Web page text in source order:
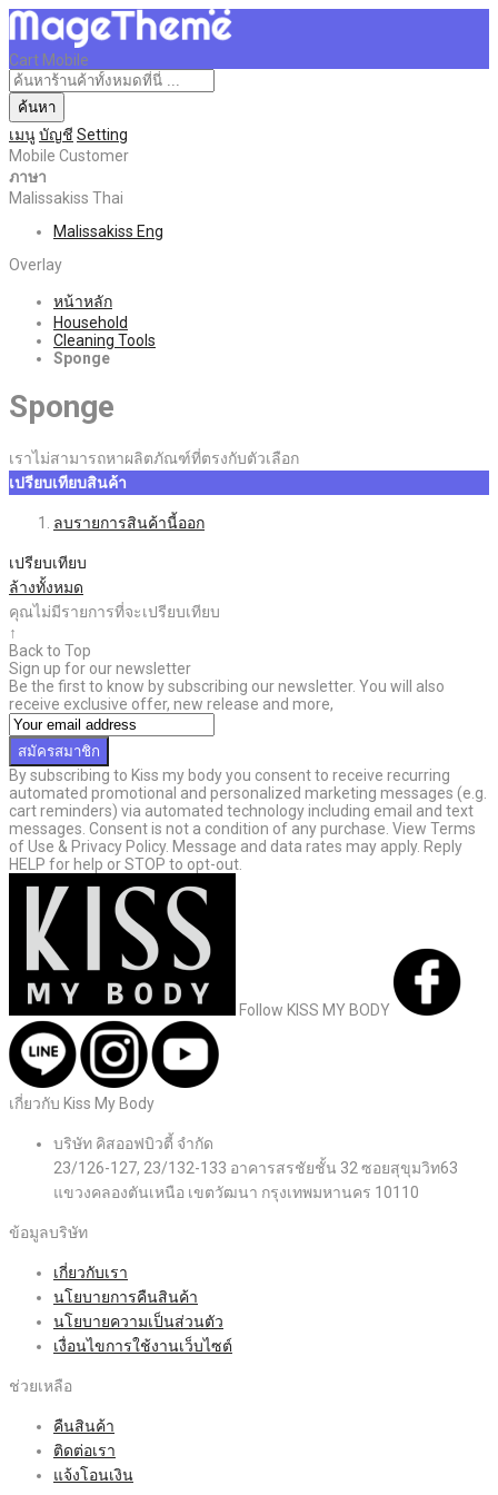
Cart Mobile
ค้นหา
เมนูบัญชี Setting
Mobile Customer
ภาษา
Malissakiss Thai
Malissakiss Eng
Overlay
หน้าหลัก
Household
Cleaning Tools
Sponge
Sponge
เราไม่สามารถหาผลิตภัณฑ์ที่ตรงกับตัวเลือก
เปรียบเทียบสินค้า
ลบรายการสินค้านี้ออก
เปรียบเทียบ
ล้างทั้งหมด
คุณไม่มีรายการที่จะเปรียบเทียบ
↑
Back to Top
Sign up for our newsletter
Be the first to know by subscribing our newsletter. You will also
receive exclusive offer, new release and more,
สมัครสมาชิก
By subscribing to Kiss my body you consent to receive recurring
automated promotional and personalized marketing messages (e.g.
cart reminders) via automated technology including email and text
messages. Consent is not a condition of any purchase. View Terms
of Use & Privacy Policy. Message and data rates may apply. Reply
HELP for help or STOP to opt-out.
Follow KISS MY BODY
เกี่ยวกับ Kiss My Body
บริษัท คิสออฟบิวตี้ จำกัด
23/126-127, 23/132-133 อาคารสรชัยชั้น 32 ซอยสุขุมวิท63
แขวงคลองตันเหนือ เขตวัฒนา กรุงเทพมหานคร 10110
ข้อมูลบริษัท
เกี่ยวกับเรา
นโยบายการคืนสินค้า
นโยบายความเป็นส่วนตัว
เงื่อนไขการใช้งานเว็บไซต์
ช่วยเหลือ
คืนสินค้า
ติดต่อเรา
แจ้งโอนเงิน